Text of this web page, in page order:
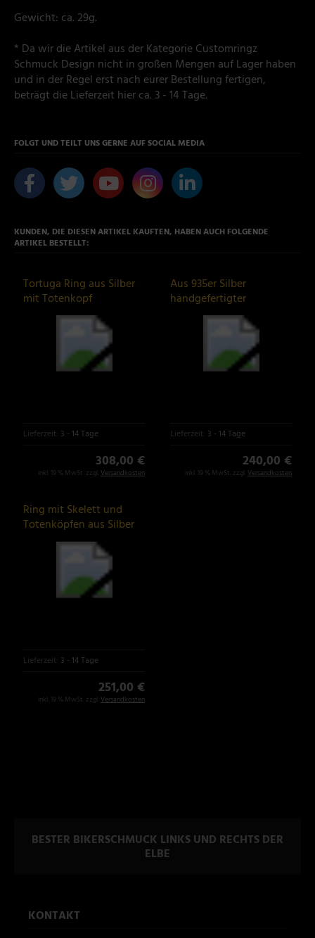
Gewicht: ca. 29g.
* Da wir die Artikel aus der Kategorie Customringz
Schmuck Design nicht in großen Mengen auf Lager haben
und in der Regel erst nach eurer Bestellung fertigen,
beträgt die Lieferzeit hier ca. 3 - 14 Tage.
FOLGT UND TEILT UNS GERNE AUF SOCIAL MEDIA
KUNDEN, DIE DIESEN ARTIKEL KAUFTEN, HABEN AUCH FOLGENDE
ARTIKEL BESTELLT:
Tortuga Ring aus Silber
mit Totenkopf
Lieferzeit: 3 - 14 Tage
308,00 €
inkl. 19 % MwSt. zzgl. Versandkosten
Aus 935er Silber
handgefertigter
Totenkopf Ring
Lieferzeit: 3 - 14 Tage
240,00 €
inkl. 19 % MwSt. zzgl. Versandkosten
Ring mit Skelett und
Totenköpfen aus Silber
Lieferzeit: 3 - 14 Tage
251,00 €
inkl. 19 % MwSt. zzgl. Versandkosten
BESTER BIKERSCHMUCK LINKS UND RECHTS DER
ELBE
KONTAKT